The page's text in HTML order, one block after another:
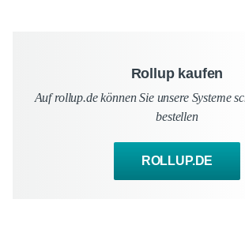
Rollup kaufen
Auf rollup.de können Sie unsere Systeme
bestellen
ROLLUP.DE